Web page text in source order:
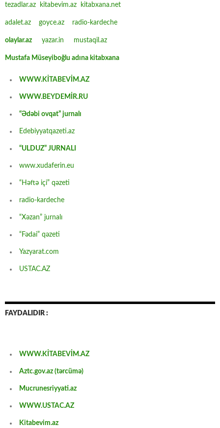
tezadlar.az kitabevim.az kitabxana.net
adalet.az goyce.az radio-kardeche
olaylar.az yazar.in mustaqil.az
Mustafa Müseyiboğlu adına kitabxana
WWW.KİTABEVİM.AZ
WWW.BEYDEMİR.RU
“Ədəbi ovqat” jurnalı
Edebiyyatqazeti.az
“ULDUZ” JURNALI
www.xudaferin.eu
“Həftə içi” qəzeti
radio-kardeche
“Xəzan” jurnalı
“Fədai” qəzeti
Yazyarat.com
USTAC.AZ
FAYDALIDIR :
WWW.KİTABEVİM.AZ
Aztc.gov.az (tərcümə)
Mucrunesriyyati.az
WWW.USTAC.AZ
Kitabevim.az